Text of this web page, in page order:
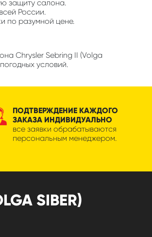
защиту салона.
России.
по разумной цене.
Chrysler Sebring II (Volga
условий.
ПОДТВЕРЖДЕНИЕ КАЖДОГО
ЗАКАЗА ИНДИВИДУАЛЬНО
все заявки обрабатываются
персональным менеджером.
SIBER)